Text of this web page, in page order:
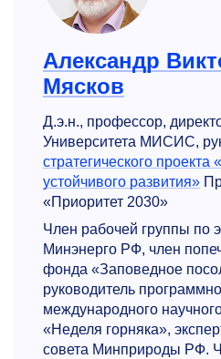
Александр
Мясков
Д.э.н., профессор,
Университета МИСИС,
стратегического проекта
устойчивого развития»
«Приоритет 2030»
Член рабочей группы по
Минэнерго РФ, член
фонда «Заповедное
руководитель
международного
«Неделя горняка»,
совета Минприроды РФ.